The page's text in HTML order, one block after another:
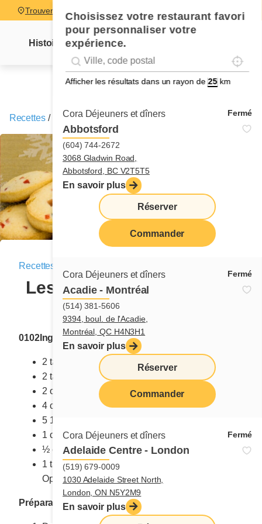
Choisissez votre restaurant favori
pour personnaliser votre
expérience.
Geolocation
Géolocalisation
Afficher les résultats dans un rayon de km
Cora Déjeuners et dîners Fermé
Abbotsford
(604) 744-2672
3068 Gladwin Road,
Abbotsford, BC V2T5T5
En savoir plus
Réserver
Commander
Cora Déjeuners et dîners Fermé
Acadie - Montréal
(514) 381-5606
9394, boul. de l'Acadie,
Montréal, QC H4N3H1
En savoir plus
Réserver
Commander
Cora Déjeuners et dîners Fermé
Adelaide Centre - London
(519) 679-0009
1030 Adelaide Street North,
London, ON N5Y2M9
En savoir plus
Trouver un restaurant
Histoire Lettre Mme Cora
Recettes/ Les biscuits des Fêtes de Cora
Recettes
Les biscuits des Fêtes de
Cora
0102Ingrédients
2 tasses (500 ml) de beurre
2 tasses (500 ml) de sucre blanc
2 œufs
4 c. à thé (20 ml) de vanille
5 1/3 tasses (1 325 ml) de farine tamisée
1 c. à thé (5 ml) de poudre à pâte
½ c. à thé (2.5 ml) de sel
1 tasse (250 ml) de fruits confits
Optionnel : brisures de chocolat ou noix
Préparation